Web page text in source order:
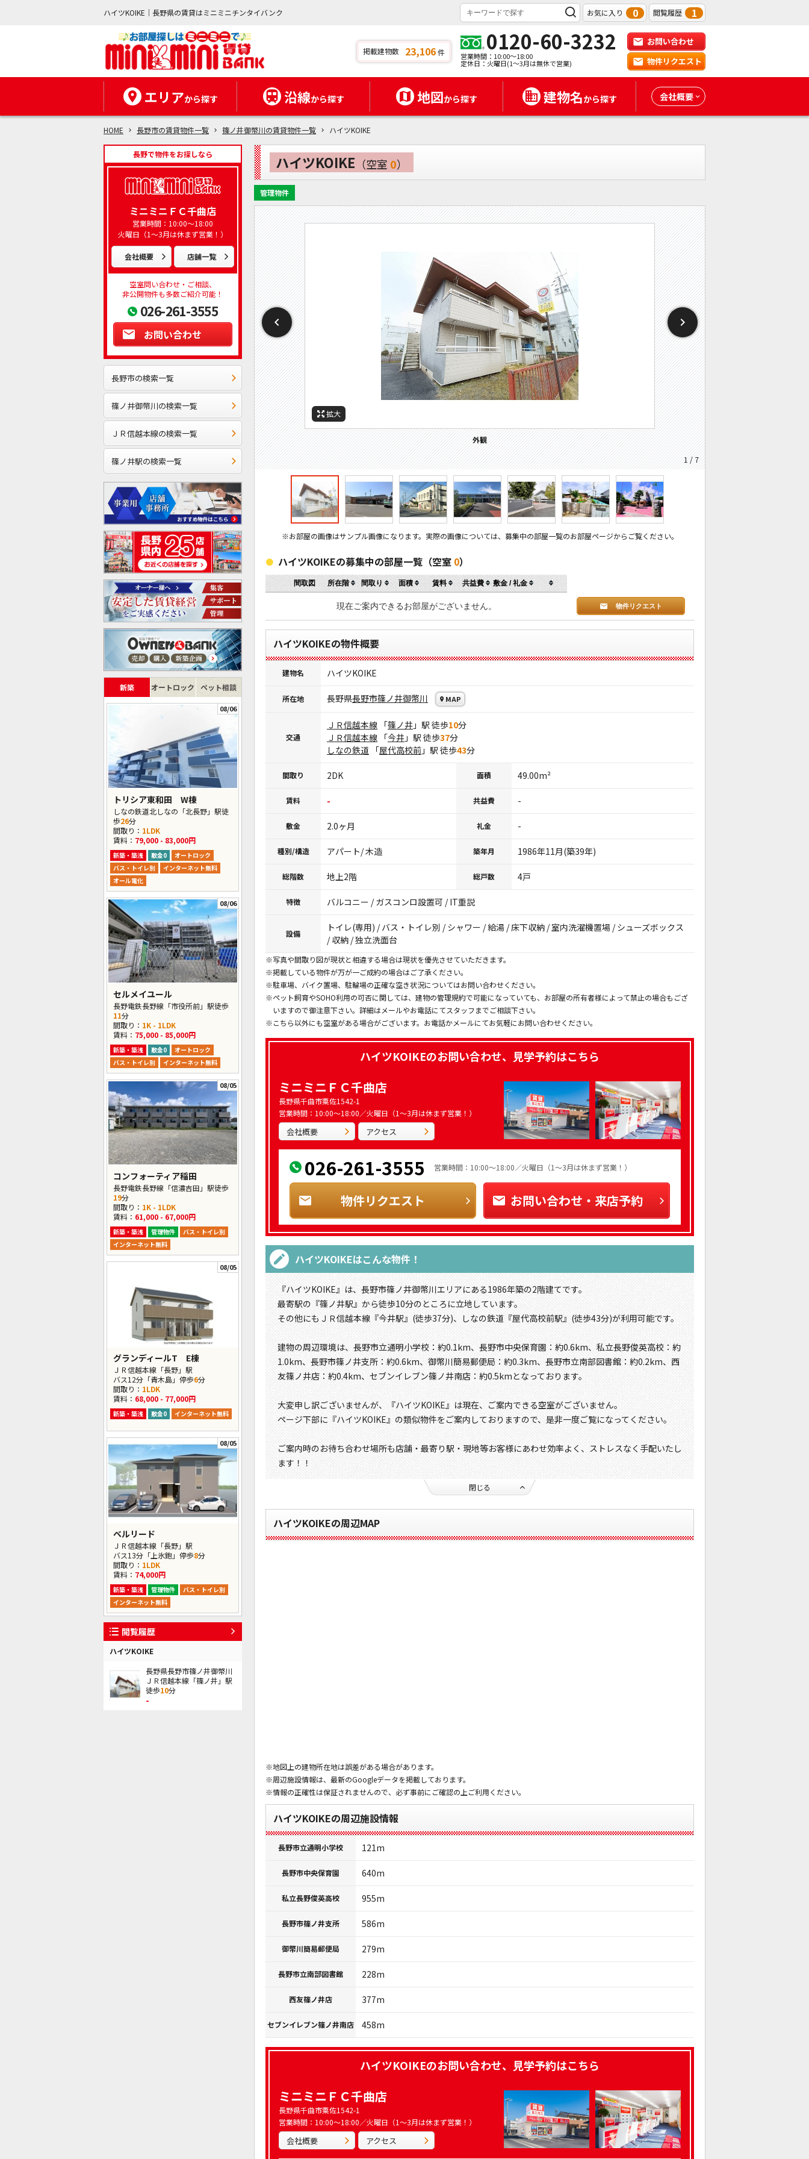
ハイツKOIKE｜長野県の賃貸はミニミニチンタイバンク お気に入り 0 閲覧履歴 1
掲載建物数 23,106件 0120-60-3232
営業時間：10:00～18:00
定休日：火曜日(1～3月は無休で営業)
お問い合わせ
物件リクエスト
エリアから探す 沿線から探す 地図から探す 建物名から探す 会社概要
HOME 長野市の賃貸物件一覧 篠ノ井御幣川の賃貸物件一覧 ハイツKOIKE
長野で物件をお探しなら
ミニミニＦＣ千曲店
営業時間：10:00～18:00
火曜日（1～3月は休まず営業！）
会社概要 店舗一覧
空室問い合わせ・ご相談、
非公開物件も多数ご紹介可能！
026-261-3555
お問い合わせ
長野市の検索一覧
篠ノ井御幣川の検索一覧
ＪＲ信越本線の検索一覧
篠ノ井駅の検索一覧
新築 オートロック ペット相談
08/06
トリシア東和田 W棟
しなの鉄道北しなの「北長野」駅徒
歩26分
間取り： 1LDK
賃料： 79,000 - 83,000円
新築・築浅 敷金0
オートロック
バス・トイレ別
インターネット無料
オール電化
08/06
セルメイユール
長野電鉄長野線「市役所前」駅徒歩
11分
間取り： 1K - 1LDK
賃料： 75,000 - 85,000円
新築・築浅 敷金0
オートロック
バス・トイレ別
インターネット無料
08/05
コンフォーティア稲田
長野電鉄長野線「信濃吉田」駅徒歩
19分
間取り： 1K - 1LDK
賃料： 61,000 - 67,000円
新築・築浅 管理物件
バス・トイレ別
インターネット無料
08/05
グランディールT E棟
ＪＲ信越本線「長野」駅
バス12分「青木島」停歩6分
間取り： 1LDK
賃料： 68,000 - 77,000円
新築・築浅 敷金0 インターネット無料
08/05
ベルリード
ＪＲ信越本線「長野」駅
バス13分「上氷鉋」停歩8分
間取り： 1LDK
賃料： 74,000円
新築・築浅 管理物件
バス・トイレ別
インターネット無料
閲覧履歴
ハイツKOIKE
長野県長野市篠ノ井御幣川
ＪＲ信越本線「篠ノ井」駅
徒歩10分
-
ハイツKOIKE （空室 0）
管理物件
拡大
外観
1 / 7
拡大
周辺施設：コンビニ
拡大
周辺施設：郵便局
拡大
周辺施設：役所
拡大
周辺施設：高校・高専
拡大
周辺施設：幼稚園・保育園
拡大
周辺施設：小学校
※お部屋の画像はサンプル画像になります。実際の画像については、募集中の部屋一覧のお部屋ページからご覧ください。
ハイツKOIKEの募集中の部屋一覧（空室 0）
間取図 所在階 間取り 面積 賃料 共益費 敷金 / 礼金
現在ご案内できるお部屋がございません。 物件リクエスト
ハイツKOIKEの物件概要
建物名 ハイツKOIKE
所在地 長野県長野市篠ノ井御幣川 MAP
交通
ＪＲ信越本線 「篠ノ井 」駅 徒歩10分
ＪＲ信越本線 「今井 」駅 徒歩37分
しなの鉄道 「屋代高校前 」駅 徒歩43分
間取り 2DK 面積 49.00m²
賃料 - 共益費 -
敷金 2.0ヶ月 礼金 -
種別/構造 アパート/ 木造 築年月 1986年11月(築39年)
総階数 地上2階 総戸数 4戸
特徴 バルコニー / ガスコンロ設置可 / IT重説
設備
トイレ(専用) / バス・トイレ別 / シャワー / 給湯 / 床下収納 / 室内洗濯機置場 / シューズボックス
/ 収納 / 独立洗面台
※写真や間取り図が現状と相違する場合は現状を優先させていただきます。
※掲載している物件が万が一ご成約の場合はご了承ください。
※駐車場、バイク置場、駐輪場の正確な空き状況についてはお問い合わせください。
※ペット飼育やSOHO利用の可否に関しては、建物の管理規約で可能になっていても、お部屋の所有者様によって禁止の場合もござ
いますので御注意下さい。詳細はメールやお電話にてスタッフまでご相談下さい。
※こちら以外にも空室がある場合がございます。お電話かメールにてお気軽にお問い合わせください。
ハイツKOIKEのお問い合わせ、見学予約はこちら
ミニミニＦＣ千曲店
長野県千曲市粟佐1542-1
営業時間：10:00～18:00／火曜日（1～3月は休まず営業！）
会社概要 アクセス
026-261-3555 営業時間：10:00～18:00／火曜日（1～3月は休まず営業！）
物件リクエスト お問い合わせ・来店予約
ハイツKOIKEはこんな物件！
『ハイツKOIKE』は、長野市篠ノ井御幣川エリアにある1986年築の2階建てです。
最寄駅の『篠ノ井駅』から徒歩10分のところに立地しています。
その他にもＪＲ信越本線『今井駅』(徒歩37分)、しなの鉄道『屋代高校前駅』(徒歩43分)が利用可能です。
建物の周辺環境は、長野市立通明小学校：約0.1km、長野市中央保育園：約0.6km、私立長野俊英高校：約
1.0km、長野市篠ノ井支所：約0.6km、御幣川簡易郵便局：約0.3km、長野市立南部図書館：約0.2km、西
友篠ノ井店：約0.4km、セブンイレブン篠ノ井南店：約0.5kmとなっております。
大変申し訳ございませんが、『ハイツKOIKE』は現在、ご案内できる空室がございません。
ページ下部に『ハイツKOIKE』の類似物件をご案内しておりますので、是非一度ご覧になってください。
ご案内時のお待ち合わせ場所も店舗・最寄り駅・現地等お客様にあわせ効率よく、ストレスなく手配いたし
ます！！
閉じる
ハイツKOIKEの周辺MAP
※地図上の建物所在地は誤差がある場合があります。
※周辺施設情報は、最新のGoogleデータを掲載しております。
※情報の正確性は保証されませんので、必ず事前にご確認の上ご利用ください。
ハイツKOIKEの周辺施設情報
長野市立通明小学校 121m
長野市中央保育園 640m
私立長野俊英高校 955m
長野市篠ノ井支所 586m
御幣川簡易郵便局 279m
長野市立南部図書館 228m
西友篠ノ井店 377m
セブンイレブン篠ノ井南店 458m
ハイツKOIKEのお問い合わせ、見学予約はこちら
ミニミニＦＣ千曲店
長野県千曲市粟佐1542-1
営業時間：10:00～18:00／火曜日（1～3月は休まず営業！）
会社概要 アクセス